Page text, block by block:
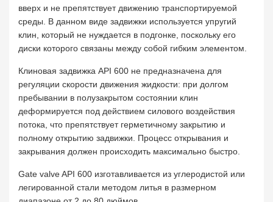
вверх и не препятствует движению транспортируемой
среды. В данном виде задвижки используется упругий
клин, который не нуждается в подгонке, поскольку его
диски которого связаны между собой гибким элементом.
Клиновая задвижка API 600 не предназначена для
регуляции скорости движения жидкости: при долгом
пребывании в полузакрытом состоянии клин
деформируется под действием силового воздействия
потока, что препятствует герметичному закрытию и
полному открытию задвижки. Процесс открывания и
закрывания должен происходить максимально быстро.
Gate valve API 600 изготавливается из углеродистой или
легированной стали методом литья в размерном